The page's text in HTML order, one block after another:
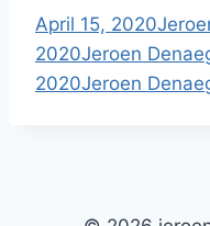
April 15, 2020
2020Jeroen
2020Jeroen